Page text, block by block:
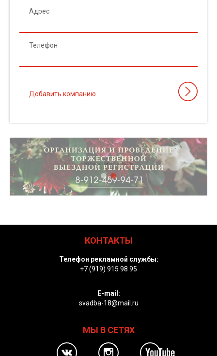
Адрес
Телефон
КОНТАКТЫ
Телефон рекламной службы:
+7 (919) 915 98 95
E-mail:
svadba-18@mail.ru
МЫ В СЕТЯХ